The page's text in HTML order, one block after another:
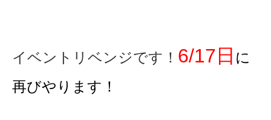
イベント
イベントリベンジです！ 6/17日 に
再びやります！